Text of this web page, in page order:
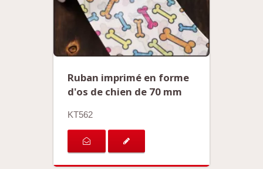
Ruban imprimé en forme
d'os de chien de 70 mm
KT562